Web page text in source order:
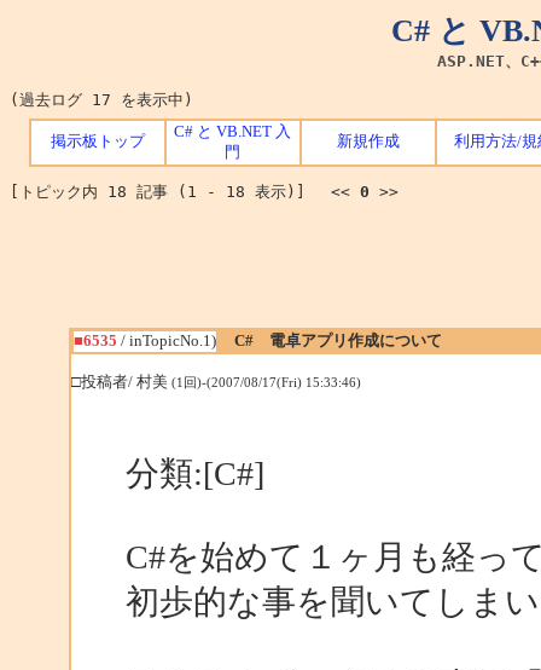
C# と
ASP.NET、
(過去ログ 17 を表示中)
掲示板トップ
C# と VB.NET 入
門
新規作成 利用方法/規
[トピック内 18 記事 (1 - 18 表示)] << 0 >>
■6535 / inTopicNo.1) C# 電卓アプリ作成について
□投稿者/ 村美 (1回)-(2007/08/17(Fri) 15:33:46)
分類:[C#]
C#を始めて１ヶ月も経っ
初歩的な事を聞いてしま